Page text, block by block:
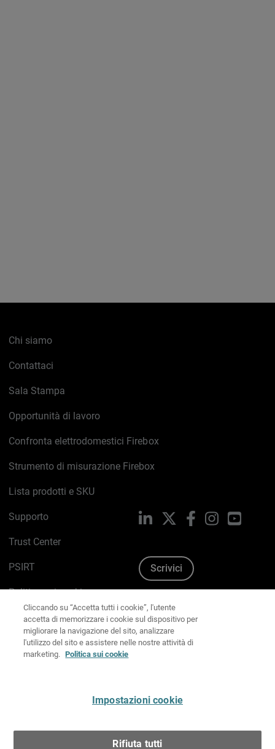
Chi siamo
Contattaci
Sala Stampa
Opportunità di lavoro
Confronta elettrodomestici Firebox
Strumento di misurazione Firebox
Lista prodotti e SKU
Supporto
Trust Center
PSIRT
Politica sui cookie
Informativa sulla privacy
Kit Media & Brand
LinkedIn FacebookInstagram
Scrivici
accetta di memorizzare i cookie sul dispositivo per
migliorare la navigazione del sito, analizzare
l'utilizzo del sito e assistere nelle nostre attività di
marketing. Politica sui cookie